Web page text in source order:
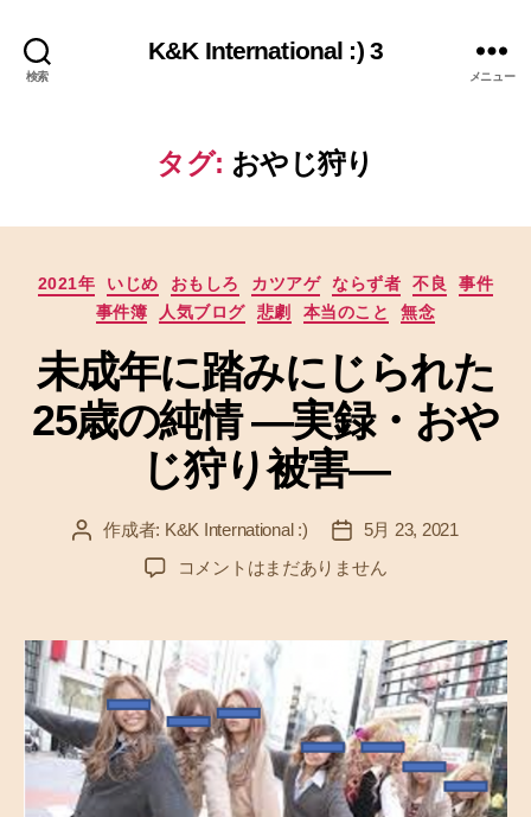
検索
K&K International :) 3
メニュー
タグ: おやじ狩り
カ
テ
リ
ー
2021年 いじめ おもしろ カツアゲ ならず者 不良
事件
事件簿
人気ブログ 悲劇 本当のこと 無念
未成年に踏みにじられた
25歳の純情 ―実録・おや
じ狩り被害―
投 作成者: K&K International :)
投
稿
日
5月 23, 2021
未
に
踏
み
に
じ
ら
れ
コメントはまだありません